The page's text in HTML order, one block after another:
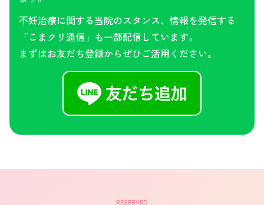
不妊治療に関する当院のスタンス、情報を発信する
「こまクリ通信」も一部配信しています。
まずはお友だち登録からぜひご活用ください。
RESERVED